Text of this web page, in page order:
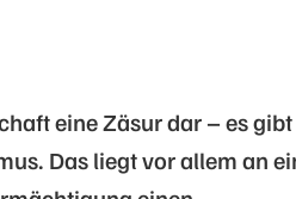
eine Zäsur dar – es
Das liegt vor allem an